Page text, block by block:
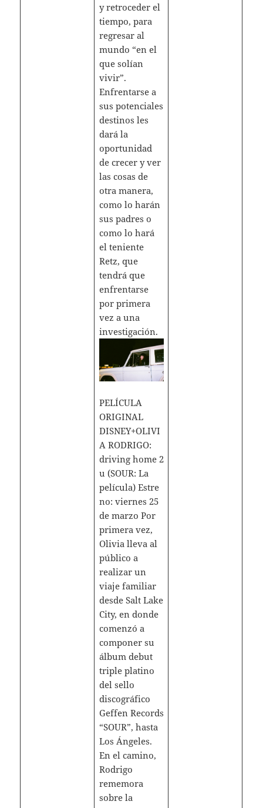
y retroceder el
tiempo, para
regresar al
mundo “en el
que solían
vivir”.
Enfrentarse a
sus potenciales
destinos les
dará la
oportunidad
de crecer y ver
las cosas de
otra manera,
como lo harán
sus padres o
como lo hará
el teniente
Retz, que
tendrá que
enfrentarse
por primera
vez a una
investigación.
PELÍCULA
ORIGINAL
DISNEY+OLIVI
A RODRIGO:
driving home 2
u (SOUR: La
película) Estre
no: viernes 25
de marzo Por
primera vez,
Olivia lleva al
público a
realizar un
viaje familiar
desde Salt Lake
City, en donde
comenzó a
componer su
álbum debut
triple platino
del sello
discográfico
Geffen Records
“SOUR”, hasta
Los Ángeles.
En el camino,
Rodrigo
rememora
sobre la